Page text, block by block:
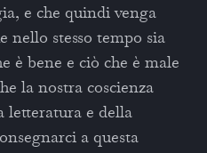
e che quindi venga
nello stesso tempo sia
è bene e ciò che è male
la nostra coscienza
letteratura e della
a questa